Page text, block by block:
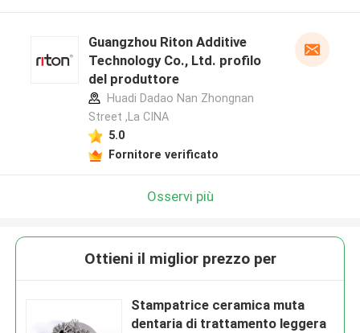
Guangzhou Riton Additive
Technology Co., Ltd. profilo
del produttore
Huadi Dadao Nan Zhongnan
Street ,La CINA
5.0
Fornitore verificato
Osservi più
Ottieni il miglior prezzo per
Stampatrice ceramica muta
dentaria di trattamento leggera